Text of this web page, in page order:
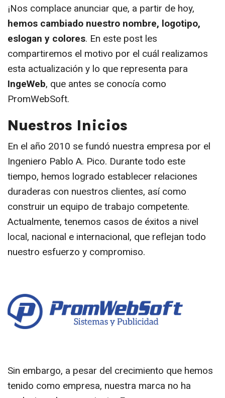
¡Nos complace anunciar que, a partir de hoy,
hemos cambiado nuestro nombre, logotipo,
eslogan y colores. En este post les
compartiremos el motivo por el cuál realizamos
esta actualización y lo que representa para
IngeWeb, que antes se conocía como
PromWebSoft.
Nuestros Inicios
En el año 2010 se fundó nuestra empresa por el
Ingeniero Pablo A. Pico. Durante todo este
tiempo, hemos logrado establecer relaciones
duraderas con nuestros clientes, así como
construir un equipo de trabajo competente.
Actualmente, tenemos casos de éxitos a nivel
local, nacional e internacional, que reflejan todo
nuestro esfuerzo y compromiso.
Sin embargo, a pesar del crecimiento que hemos
tenido como empresa, nuestra marca no ha